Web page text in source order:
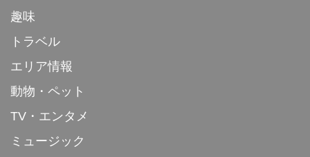
趣味
トラベル
エリア情報
動物・ペット
TV・エンタメ
ミュージック